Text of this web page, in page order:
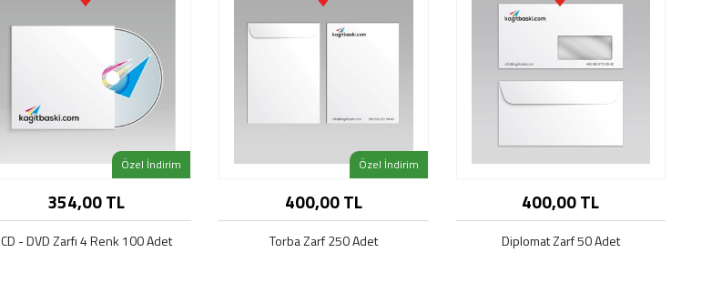
Özel İndirim
354,00 TL
CD - DVD Zarfı 4 Renk 100 Adet
Özel İndirim
Bu ürünün farklı seçenekleri
mevcut
400,00 TL
Torba Zarf 250 Adet
Bu ürünün farklı seçenekleri
mevcut
400,00 TL
Diplomat Zarf 50 Adet